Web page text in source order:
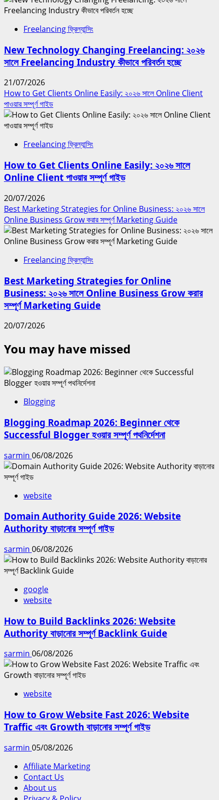
Freelancing ফ্রিল্যান্সিং
New Technology Changing Freelancing: ২০২৬
সালে Freelancing Industry কীভাবে পরিবর্তন হচ্ছে
21/07/2026
How to Get Clients Online Easily: ২০২৬ সালে Online Client
পাওয়ার সম্পূর্ণ গাইড
Freelancing ফ্রিল্যান্সিং
How to Get Clients Online Easily: ২০২৬ সালে
Online Client পাওয়ার সম্পূর্ণ গাইড
20/07/2026
Best Marketing Strategies for Online Business: ২০২৬ সালে
Online Business Grow করার সম্পূর্ণ Marketing Guide
Freelancing ফ্রিল্যান্সিং
Best Marketing Strategies for Online
Business: ২০২৬ সালে Online Business Grow করার
সম্পূর্ণ Marketing Guide
20/07/2026
You may have missed
Blogging
Blogging Roadmap 2026: Beginner থেকে
Successful Blogger হওয়ার সম্পূর্ণ পথনির্দেশনা
sarmin 06/08/2026
website
Domain Authority Guide 2026: Website
Authority বাড়ানোর সম্পূর্ণ গাইড
sarmin 06/08/2026
google
website
How to Build Backlinks 2026: Website
Authority বাড়ানোর সম্পূর্ণ Backlink Guide
sarmin 06/08/2026
website
How to Grow Website Fast 2026: Website
Traffic এবং Growth বাড়ানোর সম্পূর্ণ গাইড
sarmin 05/08/2026
Affiliate Marketing
Contact Us
About us